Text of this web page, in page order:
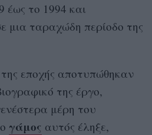
έως το 1994 και
μια ταραχώδη περίοδο της
της εποχής αποτυπώθηκαν
της έργο,
μέρη του
γάμος αυτός έληξε,